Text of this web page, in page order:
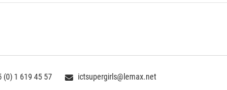
(0) 1 619 45 57 ictsupergirls@lemax.net